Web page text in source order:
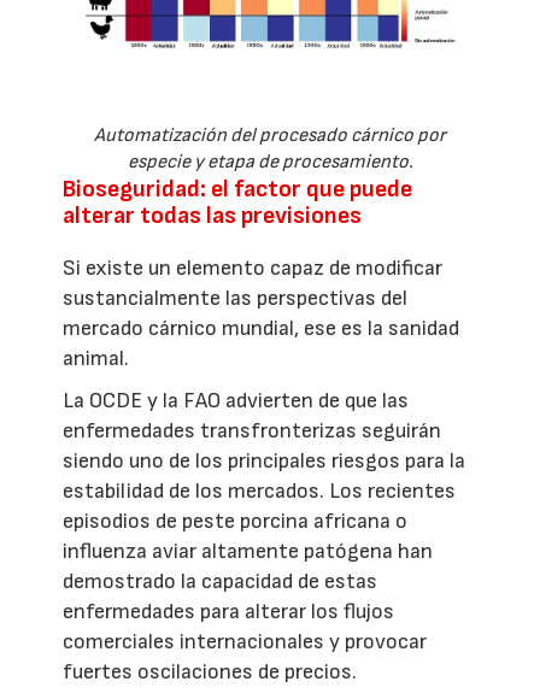
Automatización del procesado cárnico por
especie y etapa de procesamiento.
Bioseguridad: el factor que puede
alterar todas las previsiones
Si existe un elemento capaz de modificar
sustancialmente las perspectivas del
mercado cárnico mundial, ese es la sanidad
animal.
La OCDE y la FAO advierten de que las
enfermedades transfronterizas seguirán
siendo uno de los principales riesgos para la
estabilidad de los mercados. Los recientes
episodios de peste porcina africana o
influenza aviar altamente patógena han
demostrado la capacidad de estas
enfermedades para alterar los flujos
comerciales internacionales y provocar
fuertes oscilaciones de precios.